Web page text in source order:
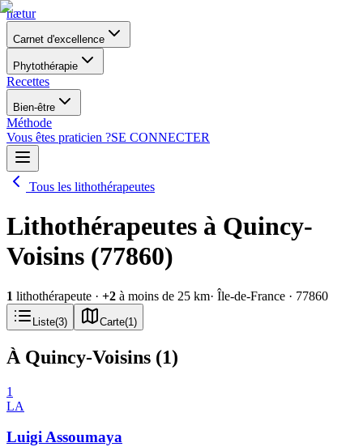
nætur
Carnet d'excellence
Phytothérapie
Recettes
Bien-être
Méthode
Vous êtes praticien ?SE CONNECTER
Tous les lithothérapeutes
Lithothérapeutes à Quincy-
Voisins (77860)
1 lithothérapeute · +2 à moins de 25 km· Île-de-France · 77860
Liste(3) Carte(1 )
À Quincy-Voisins (1)
1
LA
Luigi Assoumaya